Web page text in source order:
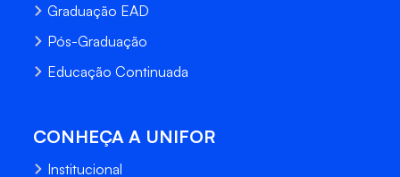
Graduação EAD
Pós-Graduação
Educação Continuada
CONHEÇA A UNIFOR
Institucional